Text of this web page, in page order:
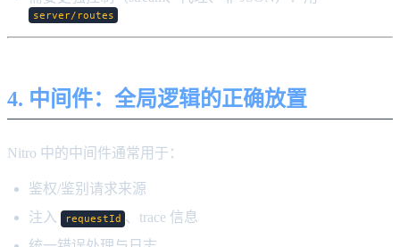
server/routes
4. 中间件：全局逻辑的正确放置
Nitro 中的中间件通常用于：
鉴权/鉴别请求来源
注入
requestId 、trace 信息